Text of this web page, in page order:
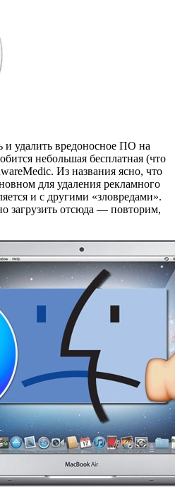
и удалить вредоносное ПО на
небольшая бесплатная (что
Из названия ясно, что
для удаления рекламного
и с другими «зловредами».
загрузить отсюда — повторим,